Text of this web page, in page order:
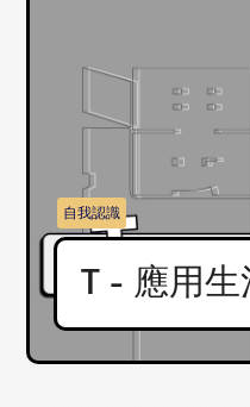
T - 應用生
自我認識